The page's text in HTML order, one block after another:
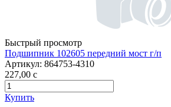
Быстрый просмотр
Подшипник 102605 передний мост г/п
Артикул: 864753-4310
227,00 c
Купить